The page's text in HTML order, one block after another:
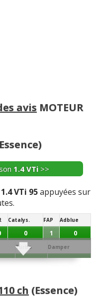
avis MOTEUR
1.4 VTi>>
1.4 VTi 95appuyées sur
Catalys. FAP Adblue
0 1 0
Turbo Damper
0 0
1 0 1
ch (Essence)